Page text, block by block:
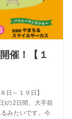
催！【１
８日～１９日】
)の2日間、大手前
みたいです。今